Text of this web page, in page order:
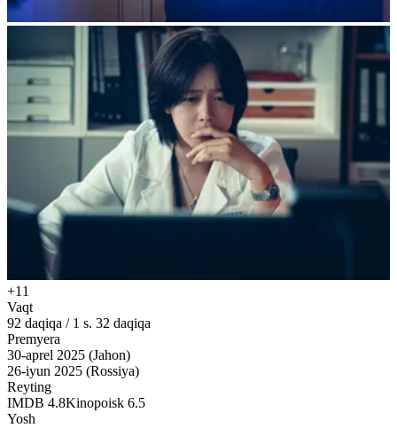
+11
Vaqt
92 daqiqa / 1 s. 32 daqiqa
Premyera
30-aprel 2025 (Jahon)
26-iyun 2025 (Rossiya)
Reyting
IMDB 4.8Kinopoisk 6.5
Yosh